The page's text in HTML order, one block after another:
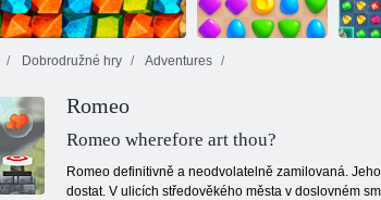
Skákající kapybara Onet Connect
Dobrodružné hry Adventures
Romeo
Romeo wherefore art thou?
Romeo definitivně a neodvolatelně zamilovaná.
dostat. V ulicích středověkého města v doslovném